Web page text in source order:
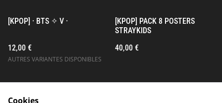
[KPOP] · BTS ✧ V ·
12,00 €
AUTRES VARIANTES DISPONIBLES
[KPOP] PACK 8 POSTERS
STRAYKIDS
40,00 €
Cookies